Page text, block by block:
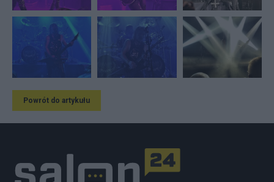
Powrót do artykułu